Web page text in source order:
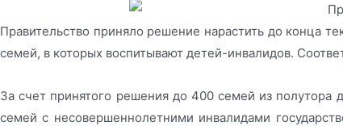
Правительство приняло решение нарастить до конца
семей, в которых воспитывают детей-инвалидов.
За счет принятого решения до 400 семей из полутора
семей с несовершеннолетними инвалидами